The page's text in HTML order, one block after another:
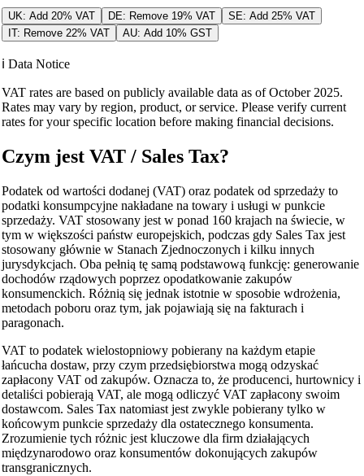
UK: Add 20% VAT DE: Remove 19% VAT
SE: Add 25% VAT
IT: Remove 22% VAT
AU: Add 10% GST
ℹ️ Data Notice
VAT rates are based on publicly available data as of October 2025.
Rates may vary by region, product, or service. Please verify current
rates for your specific location before making financial decisions.
Czym jest VAT / Sales Tax?
Podatek od wartości dodanej (VAT) oraz podatek od sprzedaży to
podatki konsumpcyjne nakładane na towary i usługi w punkcie
sprzedaży. VAT stosowany jest w ponad 160 krajach na świecie, w
tym w większości państw europejskich, podczas gdy Sales Tax jest
stosowany głównie w Stanach Zjednoczonych i kilku innych
jurysdykcjach. Oba pełnią tę samą podstawową funkcję: generowanie
dochodów rządowych poprzez opodatkowanie zakupów
konsumenckich. Różnią się jednak istotnie w sposobie wdrożenia,
metodach poboru oraz tym, jak pojawiają się na fakturach i
paragonach.
VAT to podatek wielostopniowy pobierany na każdym etapie
łańcucha dostaw, przy czym przedsiębiorstwa mogą odzyskać
zapłacony VAT od zakupów. Oznacza to, że producenci, hurtownicy i
detaliści pobierają VAT, ale mogą odliczyć VAT zapłacony swoim
dostawcom. Sales Tax natomiast jest zwykle pobierany tylko w
końcowym punkcie sprzedaży dla ostatecznego konsumenta.
Zrozumienie tych różnic jest kluczowe dla firm działających
międzynarodowo oraz konsumentów dokonujących zakupów
transgranicznych.